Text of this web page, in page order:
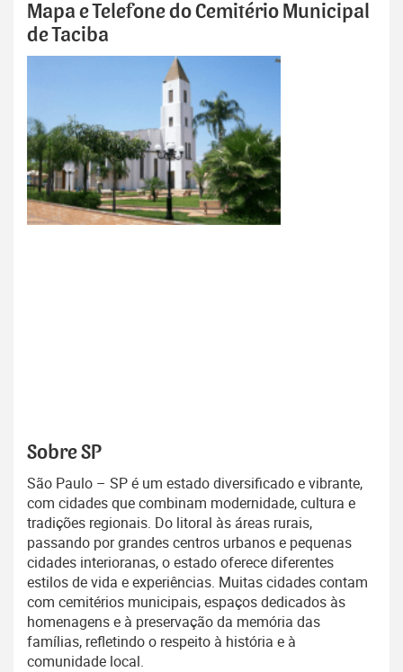
Mapa e Telefone do Cemitério Municipal
de Taciba
Sobre SP
São Paulo – SP é um estado diversificado e vibrante,
com cidades que combinam modernidade, cultura e
tradições regionais. Do litoral às áreas rurais,
passando por grandes centros urbanos e pequenas
cidades interioranas, o estado oferece diferentes
estilos de vida e experiências. Muitas cidades contam
com cemitérios municipais, espaços dedicados às
homenagens e à preservação da memória das
famílias, refletindo o respeito à história e à
comunidade local.